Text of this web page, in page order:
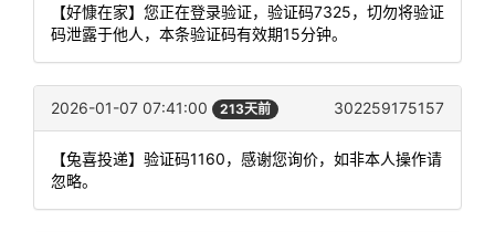
【好慷在家】您正在登录验证，验证码7325，切勿将验证
码泄露于他人，本条验证码有效期15分钟。
2026-01-07 07:41:00 213天前 302259175157
【兔喜投递】验证码1160，感谢您询价，如非本人操作请
忽略。